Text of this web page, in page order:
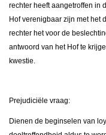
rechter heeft aangetroffen in
Hof verenigbaar zijn met het
rechter het voor de
antwoord van het Hof te
kwestie.
Prejudiciële vraag:
Dienen de beginselen van